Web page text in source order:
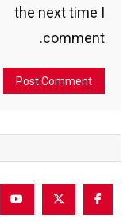
the next time I
comment.